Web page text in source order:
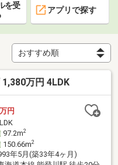
を受
アプリで探す
万円 4LDK
万円
97.2m2
150.66m2
年5月(築33年4ヶ月)